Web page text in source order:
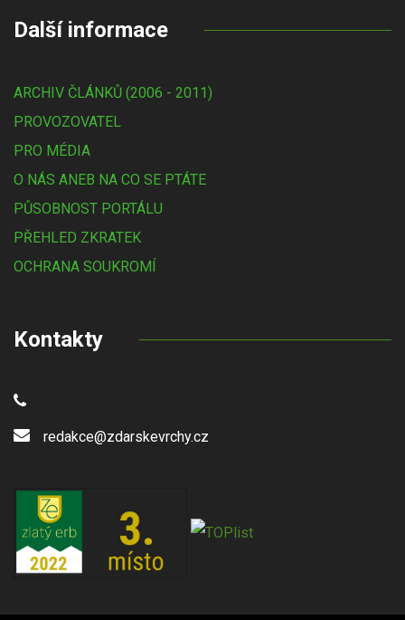
Další informace
ARCHIV ČLÁNKŮ (2006 - 2011)
PROVOZOVATEL
PRO MÉDIA
O NÁS ANEB NA CO SE PTÁTE
PŮSOBNOST PORTÁLU
PŘEHLED ZKRATEK
OCHRANA SOUKROMÍ
Kontakty
redakce@zdarskevrchy.cz